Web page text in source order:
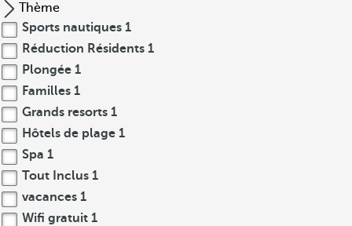
Thème
Sports nautiques 1
Réduction Résidents 1
Plongée 1
Familles 1
Grands resorts 1
Hôtels de plage 1
Spa 1
Tout Inclus 1
vacances 1
Wifi gratuit 1